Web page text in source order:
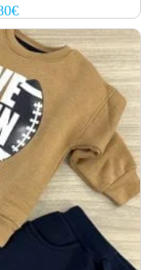
€Current
price
is:
10.80€.